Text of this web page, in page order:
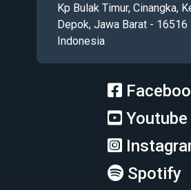
Kp Bulak Timur, Cinangka,
Depok, Jawa Barat - 16516
Indonesia
Youtube
Spotify